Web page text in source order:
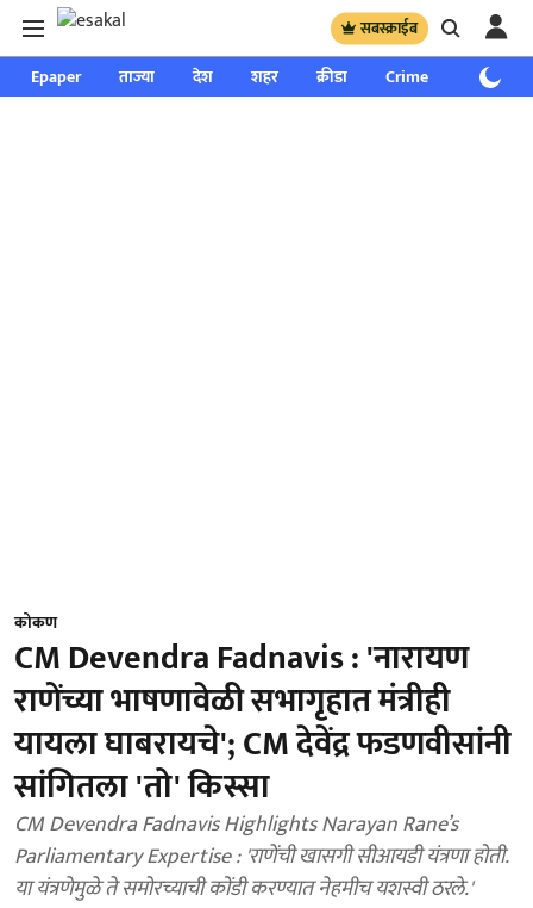
सबस्क्राईब
Epaper ताज्या देश शहर क्रीडा Crime साप्ताहिक
कोकण
CM Devendra Fadnavis : 'नारायण
राणेंच्या भाषणावेळी सभागृहात मंत्रीही
यायला घाबरायचे'; CM देवेंद्र फडणवीसांनी
सांगितला 'तो' किस्सा
CM Devendra Fadnavis Highlights Narayan Rane’s
Parliamentary Expertise : 'राणेंची खासगी सीआयडी यंत्रणा होती.
या यंत्रणेमुळे ते समोरच्याची कोंडी करण्यात नेहमीच यशस्वी ठरले.'